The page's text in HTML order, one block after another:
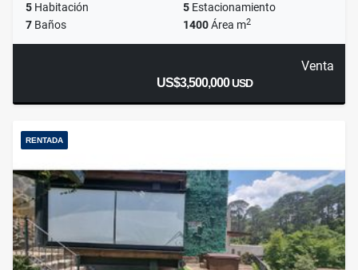
5 Habitación 5 Estacionamiento
7 Baños 1400Área m2
Venta
US$3,500,000USD
RENTADA